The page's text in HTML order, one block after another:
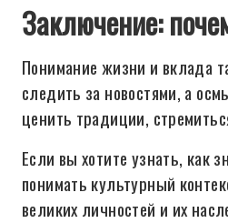
Заключение:
Понимание жизни и вклада
следить за новостями, а
ценить традиции,
Если вы хотите узнать, как
понимать культурный
великих личностей и их